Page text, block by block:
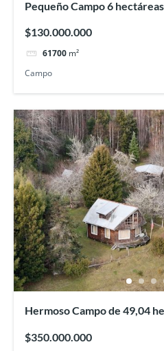
Pequeño Campo 6
$130.000.000
61700 m²
Campo
Hermoso Campo de 49,04
$350.000.000